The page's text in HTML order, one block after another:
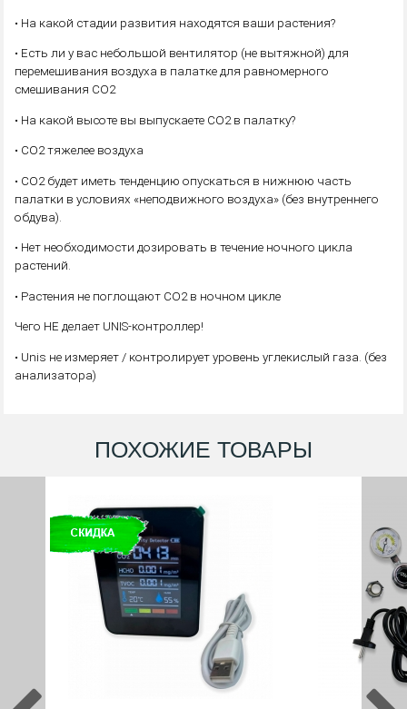
• На какой стадии развития находятся ваши растения?
• Есть ли у вас небольшой вентилятор (не вытяжной) для
перемешивания воздуха в палатке для равномерного
смешивания CO2
• На какой высоте вы выпускаете CO2 в палатку?
• CO2 тяжелее воздуха
• CO2 будет иметь тенденцию опускаться в нижнюю часть
палатки в условиях «неподвижного воздуха» (без внутреннего
обдува).
• Нет необходимости дозировать в течение ночного цикла
растений.
• Растения не поглощают CO2 в ночном цикле
Чего НЕ делает UNIS-контроллер!
• Unis не измеряет / контролирует уровень углекислый газа. (без
анализатора)
ПОХОЖИЕ ТОВАРЫ